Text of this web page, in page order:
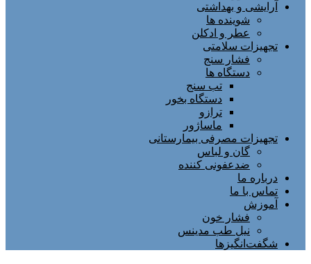
آرایشی و بهداشتی
شوینده ها
عطر و ادکلن
تجهیزات سلامتی
فشار سنج
دستگاه ها
تب سنج
دستگاه بخور
ترازو
ماساژور
تجهیزات مصرفی بیمارستانی
گان و لباس
ضدعفونی کننده
درباره ما
تماس با ما
آموزش
فشار خون
نیل طب مدینس
شگفت‌انگیزها